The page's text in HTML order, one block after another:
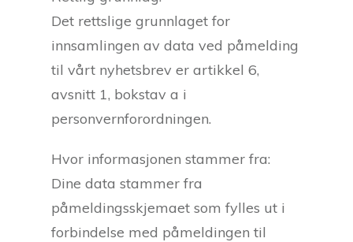
Det rettslige grunnlaget for
innsamlingen av data ved påmelding
til vårt nyhetsbrev er artikkel 6,
avsnitt 1, bokstav a i
personvernforordningen.
Hvor informasjonen stammer fra:
Dine data stammer fra
påmeldingsskjemaet som fylles ut i
forbindelse med påmeldingen til